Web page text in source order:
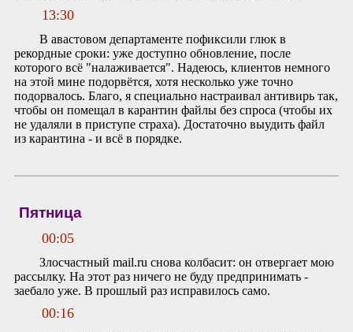
13:30
В авастовом департаменте пофиксили глюк в
рекордные сроки: уже доступно обновление, после
которого всё "налаживается". Надеюсь, клиентов немного
на этой мине подорвётся, хотя несколько уже точно
подорвалось. Благо, я специально настраивал антивирь так,
чтобы он помещал в карантин файлы без спроса (чтобы их
не удаляли в приступе страха). Достаточно выудить файл
из карантина - и всё в порядке.
Пятница
00:05
Злосчастный mail.ru снова колбасит: он отвергает мою
рассылку. На этот раз ничего не буду предпринимать -
заебало уже. В прошлый раз исправилось само.
00:16